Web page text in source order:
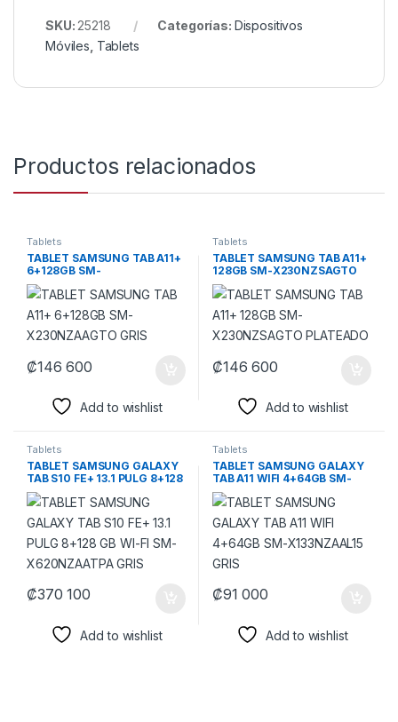
SKU: 25218 Categorías: Dispositivos
Móviles Tablets
Productos relacionados
Tablets
TABLET SAMSUNG TAB A11+
6+128GB SM-
X230NZAAGTO GRIS
₡146 600
Add to wishlist
Tablets
TABLET SAMSUNG TAB A11+
128GB SM-X230NZSAGTO
PLATEADO
₡146 600
Add to wishlist
Tablets
TABLET SAMSUNG GALAXY
TAB S10 FE+ 13.1 PULG 8+128
GB WI-FI SM-X620NZAATPA
GRIS
₡370 100
Add to wishlist
Tablets
TABLET SAMSUNG GALAXY
TAB A11 WIFI 4+64GB SM-
X133NZAAL15 GRIS
₡91 000
Add to wishlist